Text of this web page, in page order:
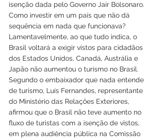
isenção dada pelo Governo Jair Bolsonaro.
Como investir em um país que não dá
sequência em nada que funcionava?
Lamentavelmente, ao que tudo indica, o
Brasil voltará a exigir vistos para cidadãos
dos Estados Unidos, Canadá, Austrália e
Japão não aumentou o turismo no Brasil.
Segundo o embaixador que nada entende
de turismo, Luís Fernandes, representante
do Ministério das Relações Exteriores,
afirmou que o Brasil não teve aumento no
fluxo de turistas com a isenção de vistos,
em plena audiência pública na Comissão